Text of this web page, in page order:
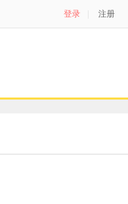
登录 注册